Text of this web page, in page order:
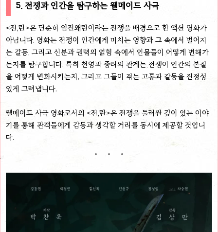
5. 전쟁과 인간을 탐구하는 웰메이드 사극
<전,란>은 단순히 임진왜란이라는 전쟁을 배경으로 한 액션 영화가
아닙니다. 영화는 전쟁이 인간에게 미치는 영향과 그 속에서 벌어지
는 갈등, 그리고 신분과 권력의 얽힘 속에서 인물들이 어떻게 변해가
는지를 탐구합니다. 특히 천영과 종려의 관계는 전쟁이 인간의 본질
을 어떻게 변화시키는지, 그리고 그들이 겪는 고통과 갈등을 진정성
있게 그려냅니다.
웰메이드 사극 영화로서의 <전,란>은 전쟁을 둘러싼 깊이 있는 이야
기를 통해 관객들에게 감동과 생각할 거리를 동시에 제공할 것입니
다.